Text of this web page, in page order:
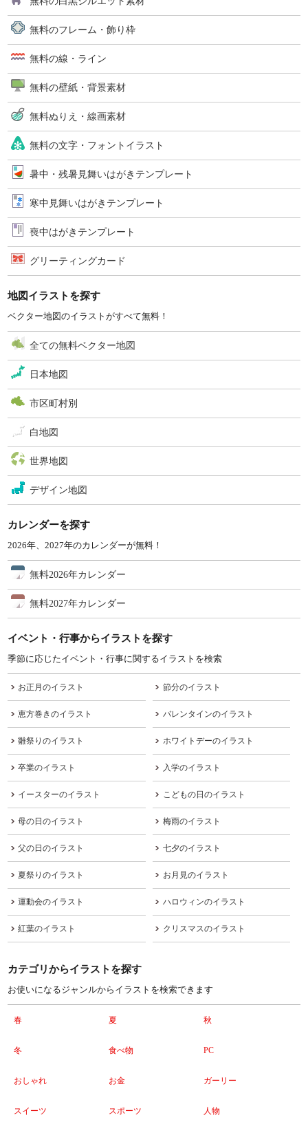
無料のフレーム・飾り枠
無料の線・ライン
無料の壁紙・背景素材
無料ぬりえ・線画素材
無料の文字・フォントイラスト
暑中・残暑見舞いはがきテンプレート
寒中見舞いはがきテンプレート
喪中はがきテンプレート
グリーティングカード
地図イラストを探す
ベクター地図のイラストがすべて無料！
全ての無料ベクター地図
日本地図
市区町村別
白地図
世界地図
デザイン地図
カレンダーを探す
2026年、2027年のカレンダーが無料！
無料2026年カレンダー
無料2027年カレンダー
イベント・行事からイラストを探す
季節に応じたイベント・行事に関するイラストを検索
お正月のイラスト 節分のイラスト
恵方巻きのイラスト バレンタインのイラスト
雛祭りのイラスト ホワイトデーのイラスト
卒業のイラスト 入学のイラスト
イースターのイラスト こどもの日のイラスト
母の日のイラスト 梅雨のイラスト
父の日のイラスト 七夕のイラスト
夏祭りのイラスト お月見のイラスト
運動会のイラスト ハロウィンのイラスト
紅葉のイラスト クリスマスのイラスト
カテゴリからイラストを探す
お使いになるジャンルからイラストを検索できます
春 夏 秋
冬 食べ物 PC
おしゃれ お金 ガーリー
スイーツ スポーツ 人物